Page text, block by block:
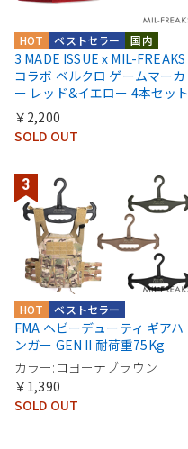
国内
ベストセラー
HOT
3 MADE ISSUE x MIL-FREAKS
コラボ ベルクロ ゲームマーカ
ー レッド&イエロー 4本セット
￥2,200
SOLD OUT
ベストセラー
HOT
FMA ヘビーデューティ ギアハ
ンガー GEN II 耐荷重75Kg
カラー:コヨーテブラウン
￥1,390
SOLD OUT